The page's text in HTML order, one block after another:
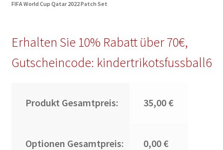
FIFA World Cup Qatar 2022 Patch Set
Erhalten Sie 10% Rabatt über 70€,
Gutscheincode: kindertrikotsfussball6
Produkt Gesamtpreis: 35,00 €
Optionen Gesamtpreis: 0,00 €